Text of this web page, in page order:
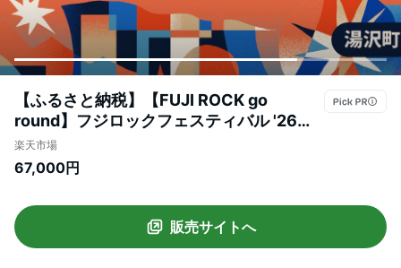
【ふるさと納税】【FUJI ROCK go
round】フジロックフェスティバル '26
FRF FUJI ROCK FESTIVAL
楽天市場
67,000円
販売サイトへ